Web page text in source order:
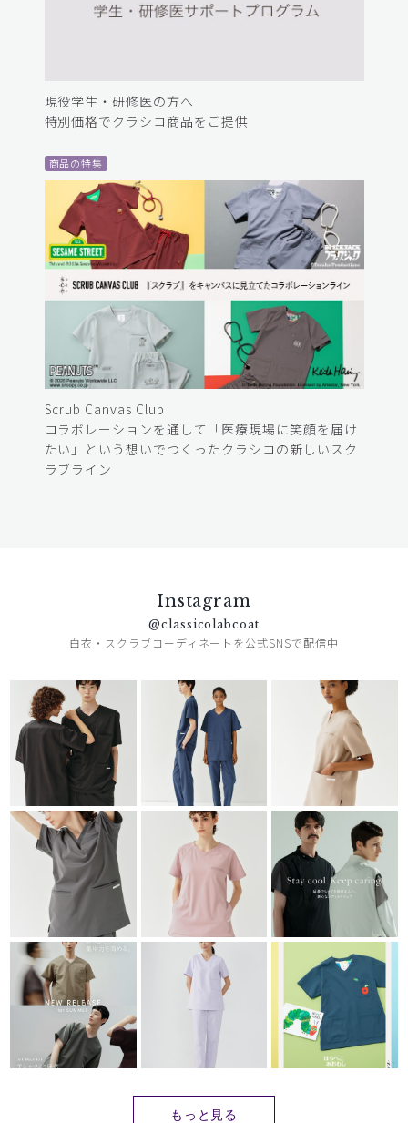
現役学生・研修医の方へ
特別価格でクラシコ商品をご提供
商品の特集
Scrub Canvas Club
コラボレーションを通して「医療現場に笑顔を届け
たい」という想いでつくったクラシコの新しいスク
ラブライン
Instagram
@classicolabcoat
白衣・スクラブコーディネートを公式SNSで配信中
もっと見る